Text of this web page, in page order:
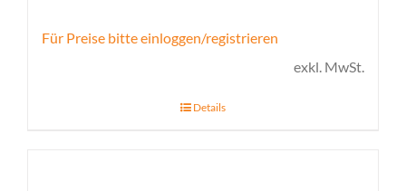
Für Preise bitte einloggen/registrieren
exkl. MwSt.
Details